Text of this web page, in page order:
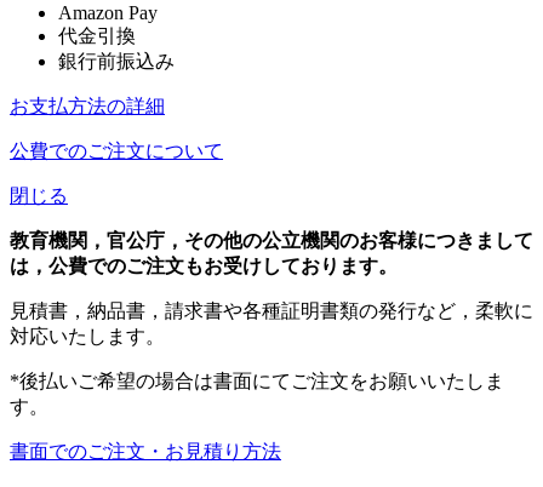
Amazon Pay
代金引換
銀行前振込み
お支払方法の詳細
公費でのご注文について
閉じる
教育機関，官公庁，その他の公立機関のお客様につきまして
は，公費でのご注文もお受けしております。
見積書，納品書，請求書や各種証明書類の発行など，柔軟に
対応いたします。
*後払いご希望の場合は書面にてご注文をお願いいたしま
す。
書面でのご注文・お見積り方法